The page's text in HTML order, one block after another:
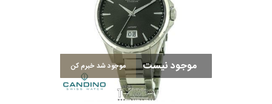
موجود نیست موجود شد خبرم کن